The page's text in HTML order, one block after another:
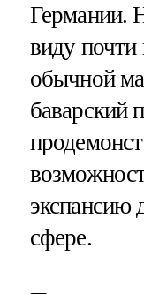
Германии.
виду почти
обычной
баварский
экспансию
сфере.